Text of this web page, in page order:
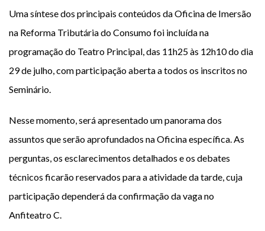
Uma síntese dos principais conteúdos da Oficina de Imersão
na Reforma Tributária do Consumo foi incluída na
programação do Teatro Principal, das 11h25 às 12h10 do dia
29 de julho, com participação aberta a todos os inscritos no
Seminário.
Nesse momento, será apresentado um panorama dos
assuntos que serão aprofundados na Oficina específica. As
perguntas, os esclarecimentos detalhados e os debates
técnicos ficarão reservados para a atividade da tarde, cuja
participação dependerá da confirmação da vaga no
Anfiteatro C.